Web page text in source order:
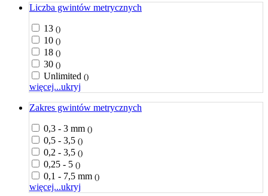
Liczba gwintów metrycznych
13 ()
10 ()
18 ()
30 ()
Unlimited ()
więcej...ukryj
Zakres gwintów metrycznych
0,3 - 3 mm ()
0,5 - 3,5 ()
0,2 - 3,5 ()
0,25 - 5 ()
0,1 - 7,5 mm ()
więcej...ukryj